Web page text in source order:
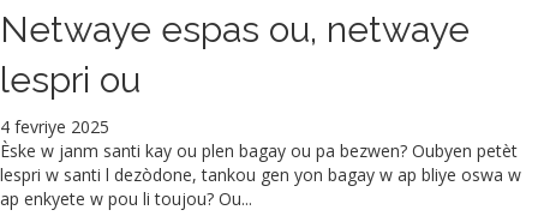
Netwaye espas ou, netwaye
lespri ou
4 fevriye 2025
Èske w janm santi kay ou plen bagay ou pa bezwen? Oubyen petèt
lespri w santi l dezòdone, tankou gen yon bagay w ap bliye oswa w
ap enkyete w pou li toujou? Ou...